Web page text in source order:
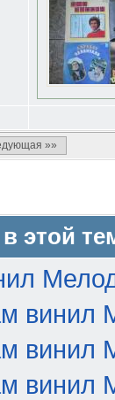
»»
этой
винил
винил
винил